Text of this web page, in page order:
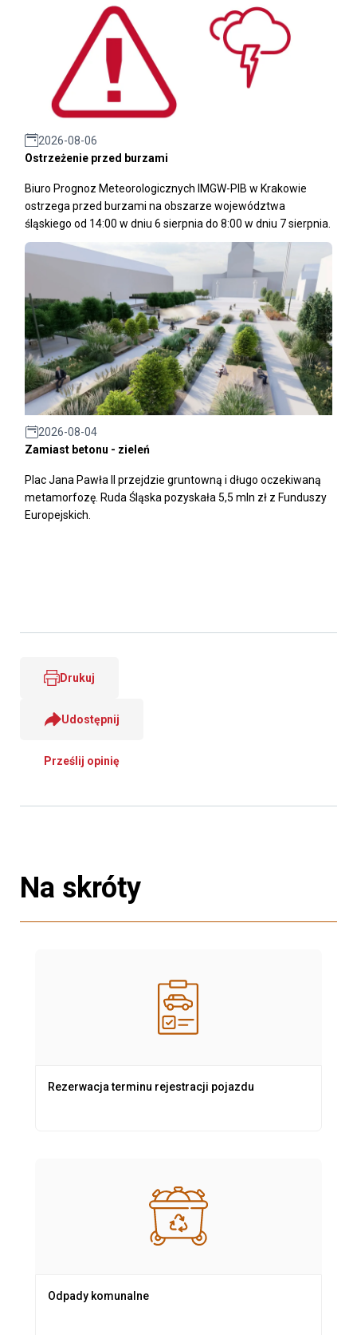
2026-08-06
Ostrzeżenie przed burzami
Biuro Prognoz Meteorologicznych IMGW-PIB w Krakowie
ostrzega przed burzami na obszarze województwa
śląskiego od 14:00 w dniu 6 sierpnia do 8:00 w dniu 7 sierpnia.
2026-08-04
Zamiast betonu - zieleń
Plac Jana Pawła II przejdzie gruntowną i długo oczekiwaną
metamorfozę. Ruda Śląska pozyskała 5,5 mln zł z Funduszy
Europejskich.
Drukuj
Udostępnij
Prześlij opinię
Na skróty
Rezerwacja terminu rejestracji pojazdu
Odpady komunalne